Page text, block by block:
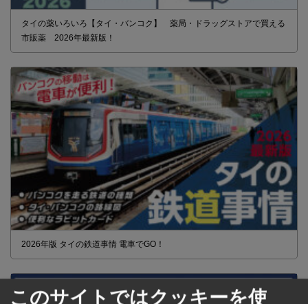
タイの薬いろいろ【タイ・バンコク】 薬局・ドラッグストアで買える
市販薬 2026年最新版！
2026年版 タイの鉄道事情 電車でGO！
このサイトではクッキーを使